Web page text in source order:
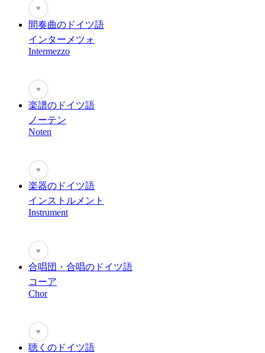
♥
間奏曲のドイツ語
インターメツォ
Intermezzo
♥
楽譜のドイツ語
ノーテン
Noten
♥
楽器のドイツ語
インストルメント
Instrument
♥
合唱団・合唱のドイツ語
コーア
Chor
♥
聴くのドイツ語